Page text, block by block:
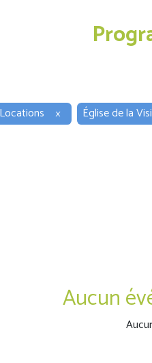
Locations × Église de la
Aucun